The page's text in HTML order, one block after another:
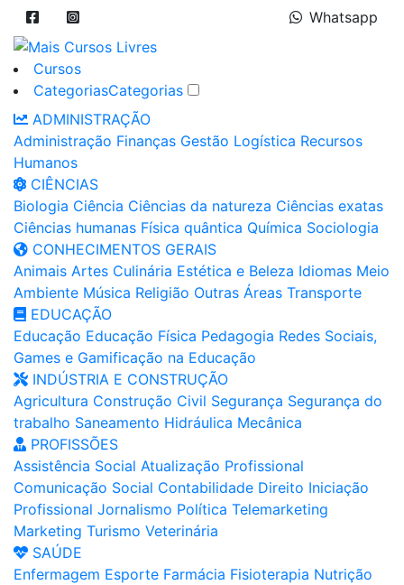
Whatsapp
Cursos
CategoriasCategorias
ADMINISTRAÇÃO
Administração Finanças Gestão Logística Recursos
Humanos
CIÊNCIAS
Biologia Ciência Ciências da natureza Ciências exatas
Ciências humanas Física quântica Química Sociologia
CONHECIMENTOS GERAIS
Animais Artes Culinária Estética e Beleza Idiomas Meio
Ambiente Música Religião Outras Áreas Transporte
EDUCAÇÃO
Educação Educação Física Pedagogia Redes Sociais,
Games e Gamificação na Educação
INDÚSTRIA E CONSTRUÇÃO
Agricultura Construção Civil Segurança Segurança do
trabalho Saneamento Hidráulica Mecânica
PROFISSÕES
Assistência Social Atualização Profissional
Comunicação Social Contabilidade Direito Iniciação
Profissional Jornalismo Política Telemarketing
Marketing Turismo Veterinária
SAÚDE
Enfermagem Esporte Farmácia Fisioterapia Nutrição